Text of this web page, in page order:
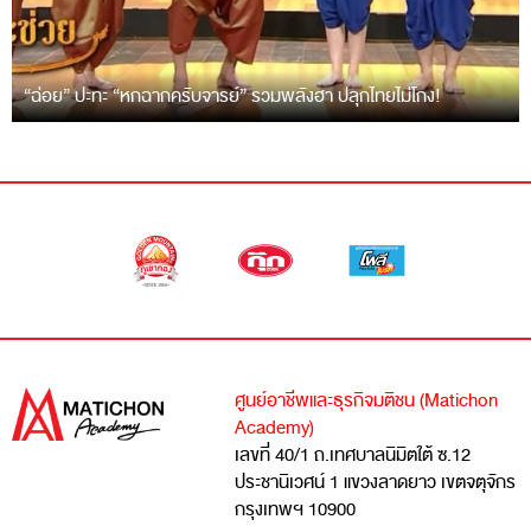
“ฉ่อย” ปะทะ “หกฉากครับจารย์” รวมพลังฮา ปลุกไทยไม่โกง!
ศูนย์อาชีพและธุรกิจมติชน (Matichon
Academy)
เลขที่ 40/1 ถ.เทศบาลนิมิตใต้ ซ.12
ประชานิเวศน์ 1 แขวงลาดยาว เขตจตุจักร
กรุงเทพฯ 10900